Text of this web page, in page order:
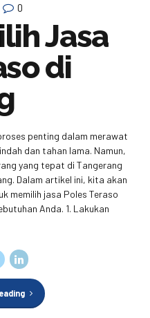
0
Jasa
di
penting dalam merawat
dan tahan lama. Namun,
yang tepat di Tangerang
Dalam artikel ini, kita akan
memilih jasa Poles Teraso
Anda. 1. Lakukan